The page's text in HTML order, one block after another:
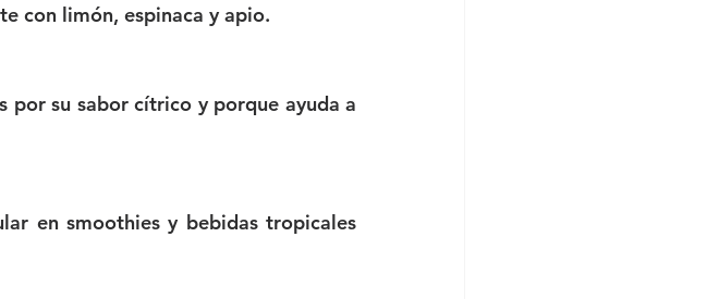
con limón, espinaca y apio.
por su sabor cítrico y porque ayuda a
en smoothies y bebidas tropicales